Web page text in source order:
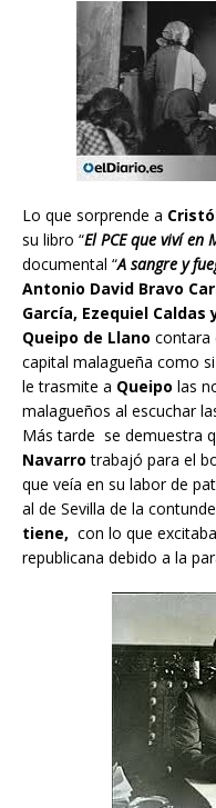
Lo que sorprende a
su libro “El PCE que viví en
documental “A sangre y
Antonio David Bravo
García, Ezequiel Caldas
Queipo de Llano contara
capital malagueña como
le trasmite a Queipo las
malagueños al escuchar
Más tarde se demuestra
Navarro trabajó para el
que veía en su labor de
al de Sevilla de la
tiene, con lo que
republicana debido a la